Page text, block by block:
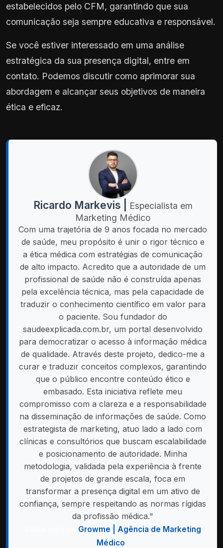
estabelecidos pelo CFM, garantindo que sua
comunicação seja sempre educativa e responsável.
Se você estiver interessado em uma análise
estratégica da sua presença digital, entre em
contato. Podemos discutir como aprimorar sua
abordagem e alcançar seus objetivos de maneira
ética e eficaz.
Ricardo Markevis |
Especialista em
Marketing Médico
Com uma trajetória de 9 anos focada no mercado
de saúde, meu propósito é unir o rigor técnico e
a ética médica com estratégias de comunicação
de alto impacto. Acredito que a autoridade de um
profissional de saúde não é construída apenas
pela excelência técnica, mas pela capacidade de
traduzir o conhecimento científico em valor para
o paciente. Sou fundador do
saudeexplicada.com.br, um portal desenvolvido
para democratizar o acesso à informação médica
de qualidade. Através deste projeto, dedico-me a
curar e traduzir conceitos complexos, garantindo
que o público encontre conteúdo ético e
embasado. Esta iniciativa reflete meu
compromisso com a clareza e a responsabilidade
na disseminação de informações de saúde. Como
estrategista de marketing, atuo lado a lado com
clínicas e consultórios que buscam escalabilidade
e posicionamento de autoridade. Minha
metodologia, validada pela experiência à frente
de projetos de grande escala, foca em
transformar a presença digital em um ativo de
confiança, sempre respeitando as normas rígidas
da profissão médica."
Growme | Agência de Marketing
Médico